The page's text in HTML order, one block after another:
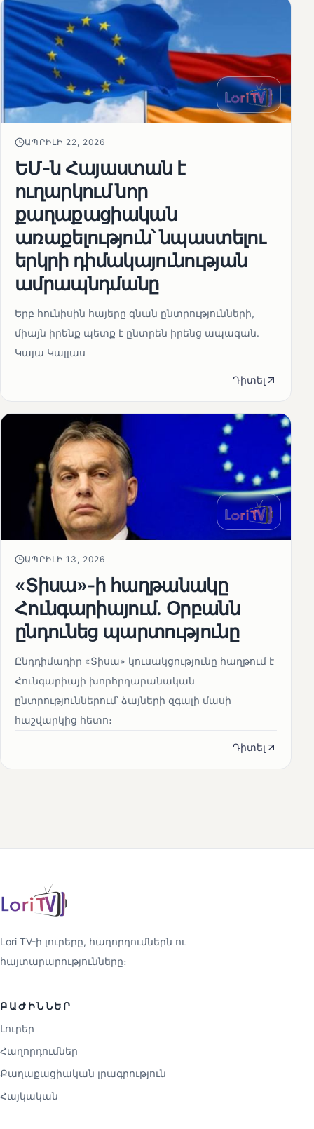
ԱՊՐԻԼԻ 22, 2026
ԵՄ-ն Հայաստան է
ուղարկում նոր
քաղաքացիական
առաքելություն՝ նպաստելու
երկրի դիմակայունության
ամրապնդմանը
Երբ հունիսին հայերը գնան ընտրությունների,
միայն իրենք պետք է ընտրեն իրենց ապագան.
Կայա Կալլաս
Դիտել
ԱՊՐԻԼԻ 13, 2026
«Տիսա»-ի հաղթանակը
Հունգարիայում․ Օրբանն
ընդունեց պարտությունը
Ընդդիմադիր «Տիսա» կուսակցությունը հաղթում է
Հունգարիայի խորհրդարանական
ընտրություններում՝ ձայների զգալի մասի
հաշվարկից հետո։
Դիտել
Lori TV-ի լուրերը, հաղորդումներն ու
հայտարարությունները։
ԲԱԺԻՆՆԵՐ
Լուրեր
Հաղորդումներ
Քաղաքացիական լրագրություն
Հայկական